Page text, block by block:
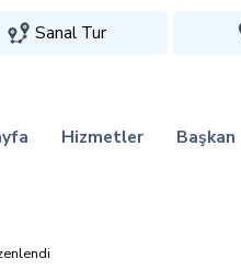
Sanal Tur
Hizmetler Başkan